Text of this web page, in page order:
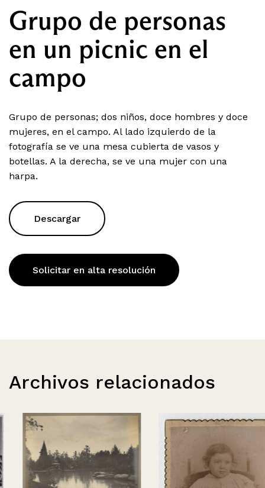
Grupo de personas
en un picnic en el
campo
Grupo de personas; dos niños, doce hombres y doce
mujeres, en el campo. Al lado izquierdo de la
fotografía se ve una mesa cubierta de vasos y
botellas. A la derecha, se ve una mujer con una
harpa.
Descargar
Solicitar en alta resolución
Archivos relacionados